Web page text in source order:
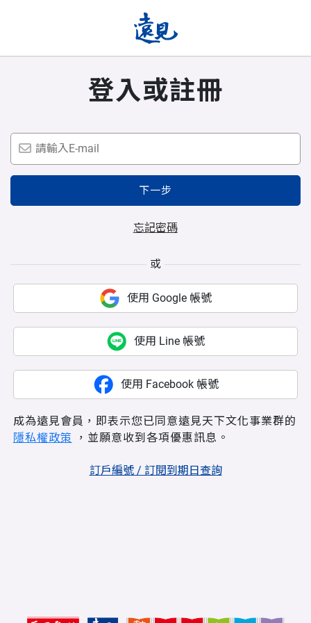
登入或註冊
下一步
忘記密碼
或
使用 Google 帳號
使用 Line 帳號
使用 Facebook 帳號
成為遠見會員，即表示您已同意遠見天下文化事業群的
隱私權政策 ，並願意收到各項優惠訊息。
訂戶編號 / 訂閱到期日查詢